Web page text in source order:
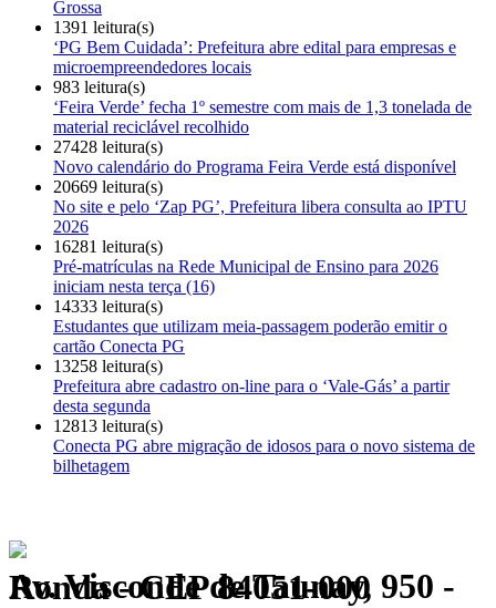
Grossa
1391 leitura(s)
‘PG Bem Cuidada’: Prefeitura abre edital para empresas e
microempreendedores locais
983 leitura(s)
‘Feira Verde’ fecha 1º semestre com mais de 1,3 tonelada de
material reciclável recolhido
27428 leitura(s)
Novo calendário do Programa Feira Verde está disponível
20669 leitura(s)
No site e pelo ‘Zap PG’, Prefeitura libera consulta ao IPTU
2026
16281 leitura(s)
Pré-matrículas na Rede Municipal de Ensino para 2026
iniciam nesta terça (16)
14333 leitura(s)
Estudantes que utilizam meia-passagem poderão emitir o
cartão Conecta PG
13258 leitura(s)
Prefeitura abre cadastro on-line para o ‘Vale-Gás’ a partir
desta segunda
12813 leitura(s)
Conecta PG abre migração de idosos para o novo sistema de
bilhetagem
Av. Visconde de Taunay, 950 - Ronda - CEP 84051-000